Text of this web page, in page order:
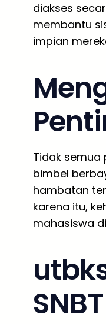
diakses
membantu
impian
Tidak semua
bimbel
hambatan
karena itu,
mahasiswa